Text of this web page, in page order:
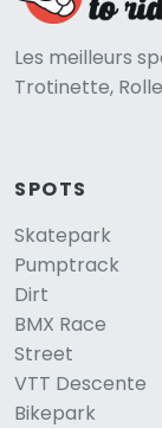
Les meilleurs
Trotinette,
SPOTS
Skatepark
Pumptrack
Dirt
BMX Race
Street
VTT Descente
Bikepark